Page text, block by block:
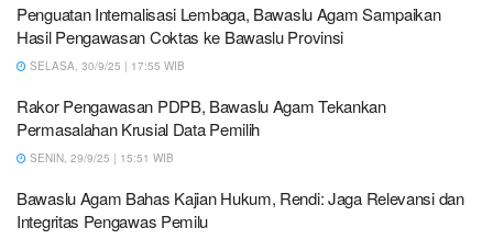
Penguatan Internalisasi Lembaga, Bawaslu Agam Sampaikan
Hasil Pengawasan Coktas ke Bawaslu Provinsi
SELASA, 30/9/25 | 17:55 WIB
Rakor Pengawasan PDPB, Bawaslu Agam Tekankan
Permasalahan Krusial Data Pemilih
SENIN, 29/9/25 | 15:51 WIB
Bawaslu Agam Bahas Kajian Hukum, Rendi: Jaga Relevansi dan
Integritas Pengawas Pemilu